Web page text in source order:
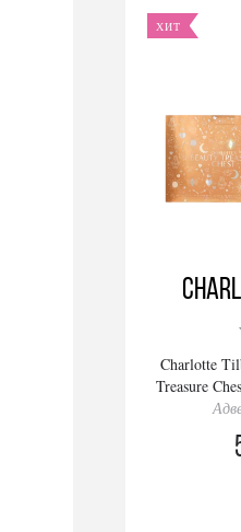
ХИТ
Charlotte
Treasure